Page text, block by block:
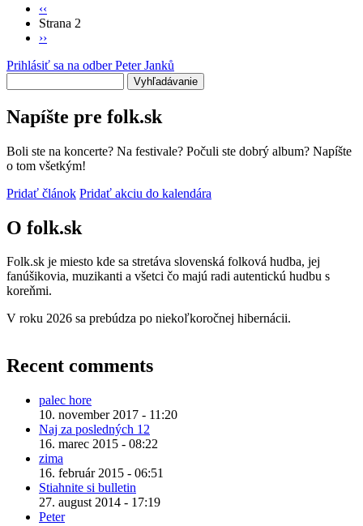
Stránkovanie
Predchádzajúca
strana
‹‹
Strana 2
Ďalšia
››
Prihlásiť sa na odber Peter Janků
Napíšte pre folk.sk
Boli ste na koncerte? Na festivale? Počuli ste dobrý album? Napíšte
o tom všetkým!
Pridať článok Pridať akciu do kalendára
O folk.sk
Folk.sk je miesto kde sa stretáva slovenská folková hudba, jej
fanúšikovia, muzikanti a všetci čo majú radi autentickú hudbu s
koreňmi.
V roku 2026 sa prebúdza po niekoľkoročnej hibernácii.
Recent comments
palec hore
10. november 2017 - 11:20
Naj za posledných 12
16. marec 2015 - 08:22
zima
16. február 2015 - 06:51
Stiahnite si bulletin
27. august 2014 - 17:19
Peter